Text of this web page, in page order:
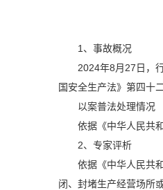
1、事故概况
2024年8月27日，
国安全生产法》第四十
以案普法处理情况
依据《中华人民共
2、专家评析
依据《中华人民共
闭、封堵生产经营场所